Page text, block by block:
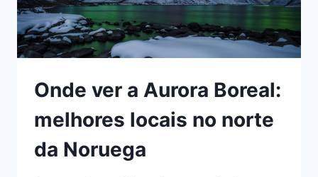
Onde ver a Aurora Boreal:
melhores locais no norte
da Noruega